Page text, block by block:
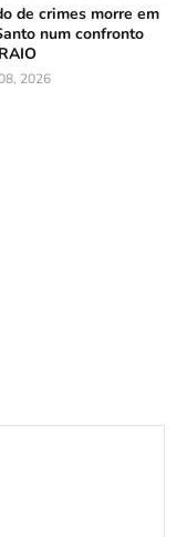
de crimes morre em
num confronto
2026